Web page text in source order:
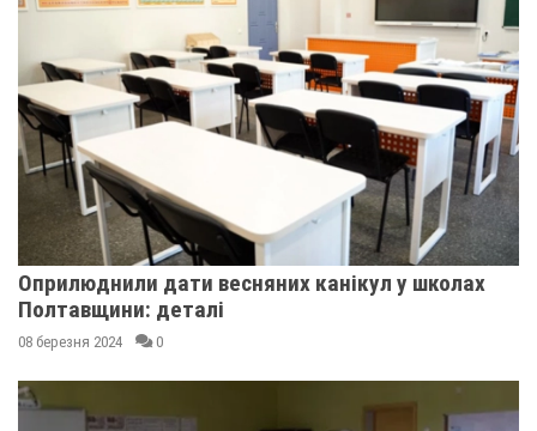
Оприлюднили дати весняних канікул у школах
Полтавщини: деталі
08 березня 2024 0